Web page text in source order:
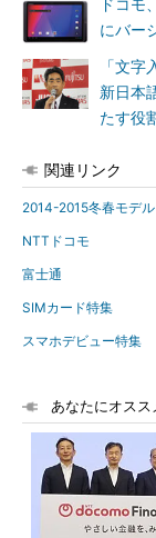
ドコモ
にバー
「文
新日本
たす役
関連リンク
2014-2015冬春モデ
NTTドコモ
富士通
SIMカード特集
スマホデビュー特集
あなたにオスス